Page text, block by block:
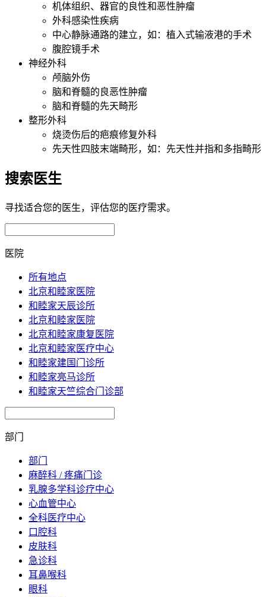
机体组织、器官的良性和恶性肿瘤
外科感染性疾病
中心静脉通路的建立，如：植入式输液港的手术
腹腔镜手术
神经外科
颅脑外伤
脑和脊髓的良恶性肿瘤
脑和脊髓的先天畸形
整形外科
烧烫伤后的疤痕修复外科
先天性四肢末端畸形，如：先天性并指和多指畸形
搜索医生
寻找适合您的医生，评估您的医疗需求。
医院
所有地点
北京和睦家医院
和睦家天辰诊所
北京和睦家医院
北京和睦家康复医院
北京和睦家医疗中心
和睦家建国门诊所
和睦家亮马诊所
和睦家天竺综合门诊部
部门
部门
麻醉科 / 疼痛门诊
乳腺多学科诊疗中心
心血管中心
全科医疗中心
口腔科
皮肤科
急诊科
耳鼻喉科
眼科